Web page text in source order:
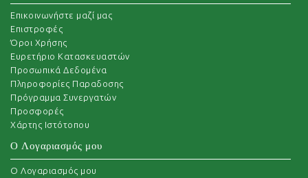
Επικοινωνήστε μαζί μας
Επιστροφές
Όροι Χρήσης
Ευρετήριο Κατασκευαστών
Προσωπικά Δεδομένα
Πληροφορίες Παραδοσης
Πρόγραμμα Συνεργατών
Προσφορές
Χάρτης Ιστότοπου
Ο Λογαριασμός μου
O Λογαριασμός μου